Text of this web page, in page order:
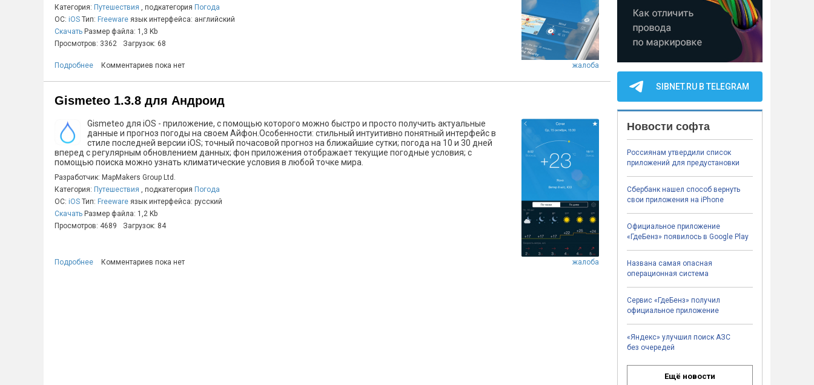
Категория: Путешествия , подкатегория Погода
ОС: iOS Тип: Freeware язык интерфейса: английский
Скачать Размер файла: 1,3 Kb
Просмотров: 3362
Загрузок: 68
Подробнее Комментариев пока нет жалоба
Gismeteo 1.3.8 для Андроид
Gismeteo для iOS - приложение, с помощью которого можно быстро и просто получить актуальные
данные и прогноз погоды на своем Айфон.Особенности: стильный интуитивно понятный интерфейс в
стиле последней версии iOS; точный почасовой прогноз на ближайшие сутки; погода на 10 и 30 дней
вперед с регулярным обновлением данных; фон приложения отображает текущие погодные условия; с
помощью поиска можно узнать климатические условия в любой точке мира.
Разработчик: MapMakers Group Ltd.
Категория: Путешествия , подкатегория Погода
ОС: iOS Тип: Freeware язык интерфейса: русский
Скачать Размер файла: 1,2 Kb
Просмотров: 4689
Загрузок: 84
Подробнее Комментариев пока нет жалоба
SIBNET.RU В TELEGRAM
Новости софта
Россиянам утвердили список
приложений для предустановки
Сбербанк нашел способ вернуть
свои приложения на iPhone
Официальное приложение
«ГдеБенз» появилось в Google Play
Названа самая опасная
операционная система
Сервис «ГдеБенз» получил
официальное приложение
«Яндекс» улучшил поиск АЗС
без очередей
Ещё новости